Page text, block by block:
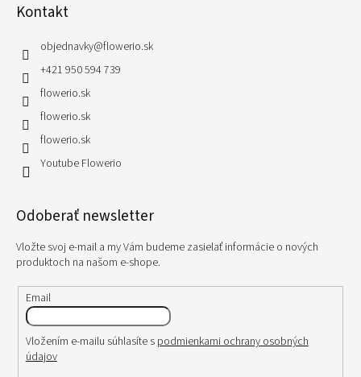
Kontakt
objednavky@flowerio.sk
+421 950 594 739
flowerio.sk
flowerio.sk
flowerio.sk
Youtube Flowerio
Odoberať newsletter
Vložte svoj e-mail a my Vám budeme zasielať informácie o nových
produktoch na našom e-shope.
Email
Vložením e-mailu súhlasíte s podmienkami ochrany osobných
údajov